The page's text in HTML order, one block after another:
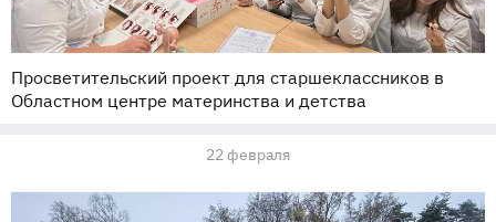
Просветительский проект для старшеклассников в
Областном центре материнства и детства
22 февраля